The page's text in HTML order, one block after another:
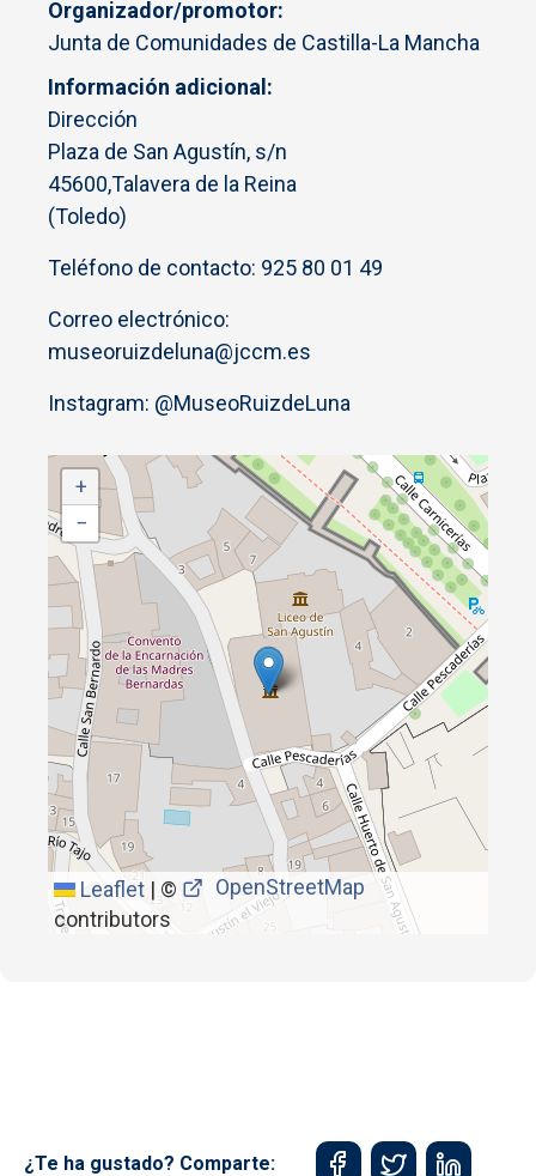
Organizador/promotor
Junta de Comunidades de Castilla-La Mancha
Información adicional
Dirección
Plaza de San Agustín, s/n
45600,Talavera de la Reina
(Toledo)
Teléfono de contacto: 925 80 01 49
Correo electrónico:
museoruizdeluna@jccm.es
Instagram: @MuseoRuizdeLuna
+
−
Leaflet | ©
OpenStreetMap
contributors
¿Te ha gustado? Comparte: